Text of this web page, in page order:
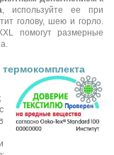
, используйте ее при
голову, шею и горло.
помогут размерные